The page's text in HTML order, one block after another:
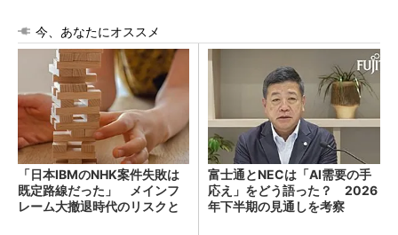
今、あなたにオススメ
「日本IBMのNHK案件失敗は
既定路線だった」 メインフ
レーム大撤退時代のリスクと
富士通とNECは「AI需要の手
応え」をどう語った？ 2026
年下半期の見通しを考察